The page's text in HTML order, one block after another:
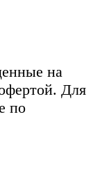
на
Для
по